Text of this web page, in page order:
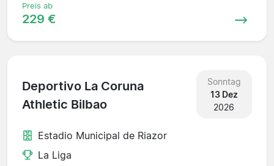
Preis ab
229 €
Deportivo La Coruna
Athletic Bilbao
Sonntag
13 Dez
2026
Estadio Municipal de Riazor
La Liga